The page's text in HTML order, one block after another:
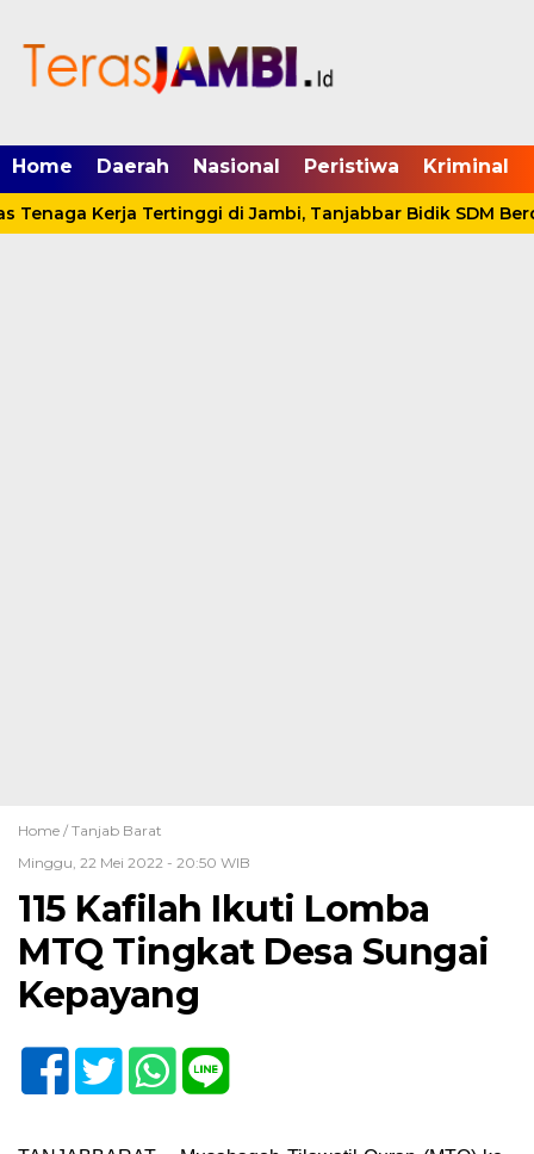
Home Daerah Nasional Peristiwa Kriminal
Kerja Tertinggi di Jambi, Tanjabbar Bidik SDM
Home / Tanjab Barat
Minggu, 22 Mei 2022 - 20:50 WIB
115 Kafilah Ikuti Lomba
MTQ Tingkat Desa Sungai
Kepayang